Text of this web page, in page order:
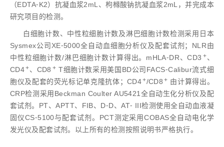
（EDTA⁃K2）抗凝血浆2mL、枸橼酸钠抗凝血浆2mL，并完成本
研究项目的检测。
白细胞计数、中性粒细胞计数及淋巴细胞计数检测采用日本
Sysmex公司XE⁃5000全自动血细胞分析仪及配套试剂；NLR由
中性粒细胞计数/淋巴细胞计数计算得出。mHLA⁃DR、CD3 +、
CD4+、CD8 + T细胞计数采用美国BD公司FACS⁃Calibur流式细
胞仪及配套的荧光标记单克隆抗体；CD4+/CD8 + 由计算得出。
CRP检测采用Beckman Coulter AU5421全自动生化分析仪及配
套试剂。PT、APTT、FIB、D⁃D、AT⁃ III检测使用全自动血液凝
固仪CS⁃5100与配套试剂。PCT测定采用COBAS全自动电化学
发光仪及配套试剂。以上所有的检测按照说明书严格执行。